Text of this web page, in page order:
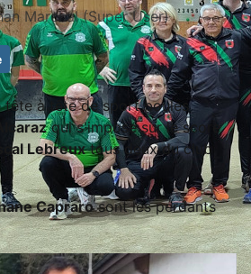
Marchal (Super User)
tête à tête de sport boules
qui s'impose sur le score
Lebreuxtous deux du club
Caprarosont les perdants